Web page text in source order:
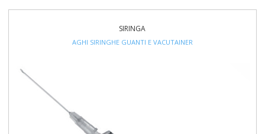
SIRINGA
AGHI SIRINGHE GUANTI E VACUTAINER